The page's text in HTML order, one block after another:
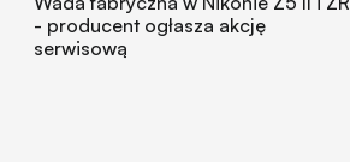
- producent ogłasza akcję
serwisową